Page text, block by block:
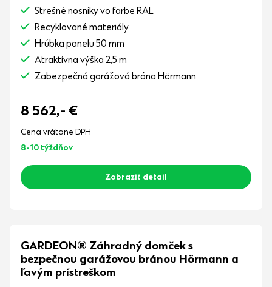
Strešné nosníky vo farbe RAL
Recyklované materiály
Hrúbka panelu 50 mm
Atraktívna výška 2,5 m
Zabezpečná garážová brána Hörmann
8 562,- €
Cena vrátane DPH
8-10 týždňov
Zobraziť detail
GARDEON® Záhradný domček s
bezpečnou garážovou bránou Hörmann a
ľavým prístreškom